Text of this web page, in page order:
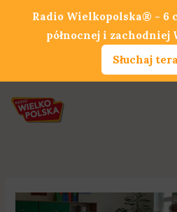
Radio Wielkopolska® - 6
północnej i zachodniej
Słuchaj